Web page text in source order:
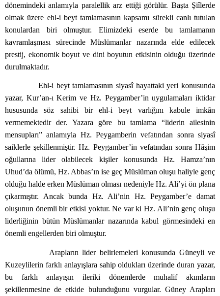
dönemindeki anlamıyla paralellik arz ettiği görülür. Başta Şiîlerde
olmak üzere ehl-i beyt tamlamasının kapsamı sürekli canlı tutulan
konulardan biri olmuştur. Elimizdeki eserde bu tamlamanın
kavramlaşması sürecinde Müslümanlar nazarında elde edilecek
prestij, ekonomik boyut ve dini boyutun etkisinin olduğu üzerinde
durulmaktadır.
Ehl-i beyt tamlamasının siyasî hayattaki yeri konusunda
yazar, Kur’an-ı Kerim ve Hz. Peygamber’in uygulamaları iktidar
hususunda söz sahibi bir ehl-i beyt varlığını kabule imkân
vermemektedir der. Yazara göre bu tamlama “liderin ailesinin
mensupları” anlamıyla Hz. Peygamberin vefatından sonra siyasî
saiklerle şekillenmiştir. Hz. Peygamber’in vefatından sonra Hâşim
oğullarına lider olabilecek kişiler konusunda Hz. Hamza’nın
Uhud’da ölümü, Hz. Abbas’ın ise geç Müslüman oluşu haliyle genç
olduğu halde erken Müslüman olması nedeniyle Hz. Ali’yi ön plana
çıkarmıştır. Ancak bunda Hz. Ali’nin Hz. Peygamber’e damat
oluşunun önemli bir etkisi yoktur. Ne var ki Hz. Ali’nin genç oluşu
liderliğinin bütün Müslümanlar nazarında kabul görmesindeki en
önemli engellerden biri olmuştur.
Arapların lider belirlemeleri konusunda Güneyli ve
Kuzeylilerin farklı anlayışlara sahip oldukları üzerinde duran yazar,
bu farklı anlayışın ileriki dönemlerde muhalif akımların
şekillenmesine de etkide bulunduğunu vurgular. Güney Arapları